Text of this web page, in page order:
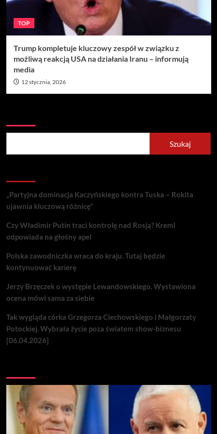
TOP
Trump kompletuje kluczowy zespół w związku z
możliwą reakcją USA na działania Iranu – informują
media
12 stycznia, 2026
Szukaj
„Partyjna dominacja Kaczyńskiego kontra Tuska – Rokita
ujawnia kluczową różnicę”
Czy Władimir Putin traci kontrolę nad Rosją? Kreml
odpowiada na głośny apel
Polska zawodniczka wraca do kraju. Tutaj będzie
kontynuować karierę
Jerzy Brzęczek o występie Lewandowskiego. Wystawiona
ocena mówi sama za siebie
Tak wygląda córka Grzegorza Ciechowskiego i Małgorzaty
Potockiej. Wybrała życie poza światem show-biznesu
[06.04.2026]